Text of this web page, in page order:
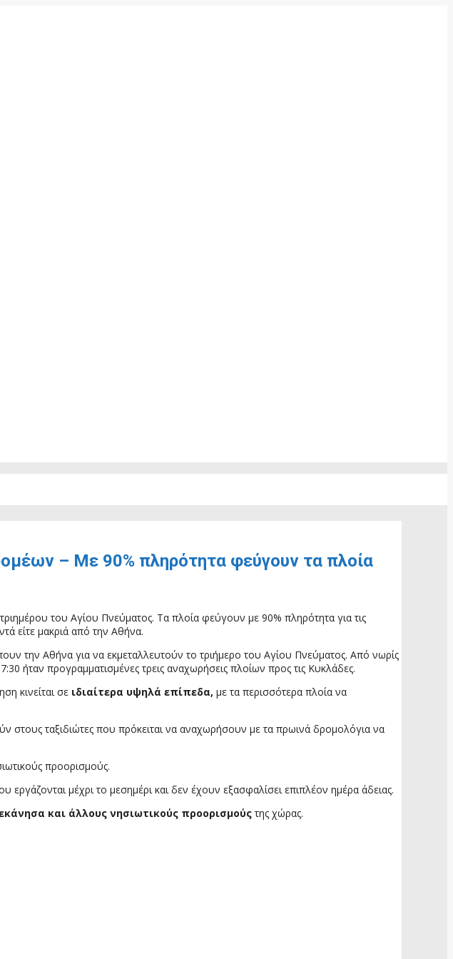
– Με 90% πληρότητα φεύγουν τα πλοία
του Αγίου Πνεύματος. Τα πλοία φεύγουν με 90% πληρότητα για τις
είτε μακριά από την Αθήνα.
την Αθήνα για να εκμεταλλευτούν το τριήμερο του Αγίου Πνεύματος. Από νωρίς
ήταν προγραμματισμένες τρεις αναχωρήσεις πλοίων προς τις Κυκλάδες.
κινείται σε ιδιαίτερα υψηλά επίπεδα, με τα περισσότερα πλοία να
στους ταξιδιώτες που πρόκειται να αναχωρήσουν με τα πρωινά δρομολόγια να
προορισμούς.
μέχρι το μεσημέρι και δεν έχουν εξασφαλίσει επιπλέον ημέρα άδειας.
και άλλους νησιωτικούς προορισμούςτης χώρας.